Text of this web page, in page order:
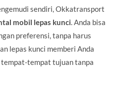
sendiri, Okkatransport
mobil lepas kunci. Anda bisa
preferensi, tanpa harus
lepas kunci memberi Anda
tempat tujuan tanpa